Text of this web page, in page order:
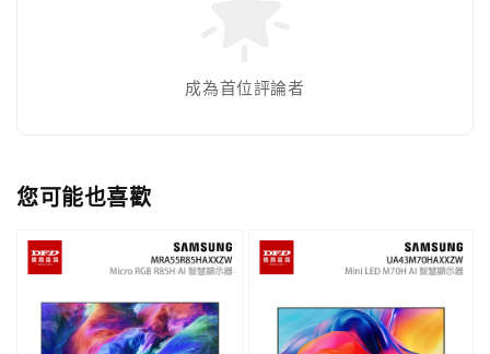
成為首位評論者
您可能也喜歡